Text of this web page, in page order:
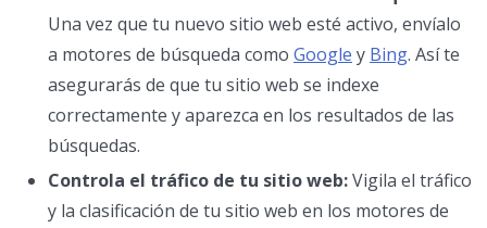
Una vez que tu nuevo sitio web esté activo, envíalo
a motores de búsqueda como Google y Bing. Así te
asegurarás de que tu sitio web se indexe
correctamente y aparezca en los resultados de las
búsquedas.
Controla el tráfico de tu sitio web:Vigila el tráfico
y la clasificación de tu sitio web en los motores de